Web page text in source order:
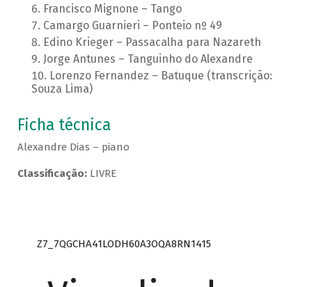
Francisco Mignone – Tango
Camargo Guarnieri – Ponteio nº 49
Edino Krieger – Passacalha para Nazareth
Jorge Antunes – Tanguinho do Alexandre
Lorenzo Fernandez – Batuque (transcrição:
Souza Lima)
Ficha técnica
Alexandre Dias – piano
Classificação:LIVRE
Z7_7QGCHA41LODH60A3OQA8RN1415